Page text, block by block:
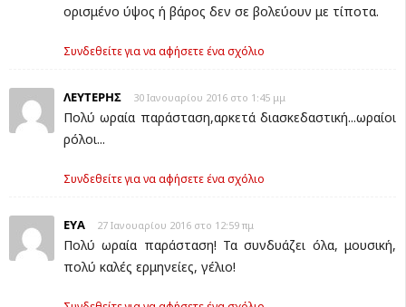
ορισμένο ύψος ή βάρος δεν σε βολεύουν με τίποτα.
Συνδεθείτε για να αφήσετε ένα σχόλιο
ΛΕΥΤΕΡΗΣ 30 Ιανουαρίου 2016 στο 1:45 μμ
Πολύ ωραία παράσταση,αρκετά διασκεδαστική...ωραίοι
ρόλοι...
Συνδεθείτε για να αφήσετε ένα σχόλιο
ΕΥΑ 27 Ιανουαρίου 2016 στο 12:59 πμ
Πολύ ωραία παράσταση! Τα συνδυάζει όλα, μουσική,
πολύ καλές ερμηνείες, γέλιο!